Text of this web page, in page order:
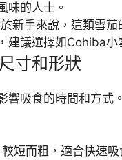
味的人士。
於新手來說，這類雪
建議選擇如Cohiba小
寸和形狀
響吸食的時間和方式
較短而粗，適合快速吸